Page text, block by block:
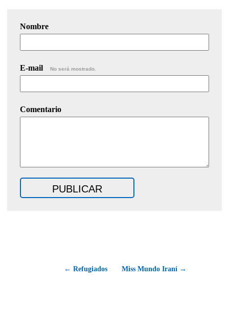
Nombre
E-mail No será mostrado.
Comentario
← Refugiados Miss Mundo Iraní →